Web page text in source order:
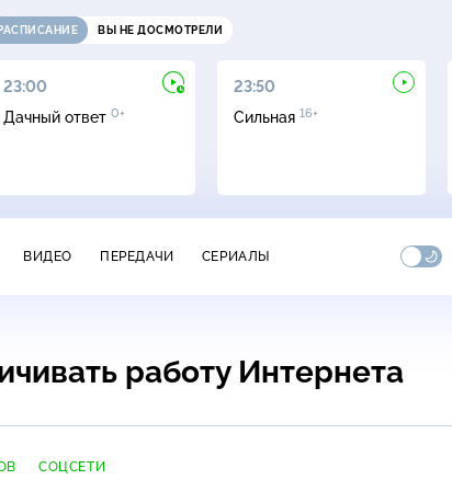
РАСПИСАНИЕ ВЫ НЕ ДОСМОТРЕЛИ
23:00
Дачный ответ 0+
23:50
Сильная 16+
ВИДЕО ПЕРЕДАЧИ СЕРИАЛЫ
работу Интернета
СОЦСЕТИ